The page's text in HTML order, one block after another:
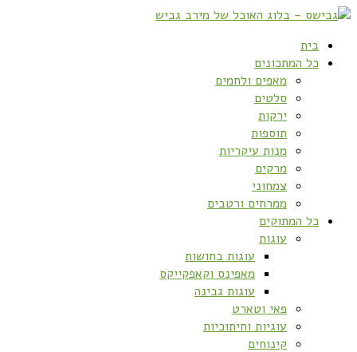
בית
כל המתכונים
מאפים ולחמים
סלטים
ירקות
תוספות
מנות עיקריות
מרקים
צמחוני
ממרחים ורטבים
כל המתוקים
עוגות
עוגות בחושות
מאפינס וקאפקייקס
עוגות גבינה
פאי וטארט
עוגיות וחיתוכיות
קינוחים